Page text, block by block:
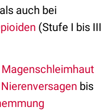
auch bei
(Stufe I bis III
Magenschleimhaut
Nierenversagen bis